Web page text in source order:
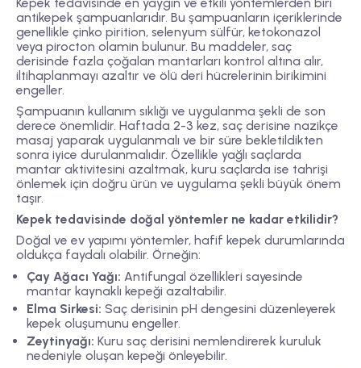
antikepek şampuanlarıdır. Bu şampuanların içeriklerinde
genellikle çinko pirition, selenyum sülfür, ketokonazol
veya pirocton olamin bulunur. Bu maddeler, saç
derisinde fazla çoğalan mantarları kontrol altına alır,
iltihaplanmayı azaltır ve ölü deri hücrelerinin birikimini
engeller.
Şampuanın kullanım sıklığı ve uygulanma şekli de son
derece önemlidir. Haftada 2-3 kez, saç derisine nazikçe
masaj yaparak uygulanmalı ve bir süre bekletildikten
sonra iyice durulanmalıdır. Özellikle yağlı saçlarda
mantar aktivitesini azaltmak, kuru saçlarda ise tahrişi
önlemek için doğru ürün ve uygulama şekli büyük önem
taşır.
Kepek tedavisinde doğal yöntemler ne kadar etkilidir?
Doğal ve ev yapımı yöntemler, hafif kepek durumlarında
oldukça faydalı olabilir. Örneğin:
Çay Ağacı Yağı: Antifungal özellikleri sayesinde
mantar kaynaklı kepeği azaltabilir.
Elma Sirkesi: Saç derisinin pH dengesini düzenleyerek
kepek oluşumunu engeller.
Zeytinyağı: Kuru saç derisini nemlendirerek kuruluk
nedeniyle oluşan kepeği önleyebilir.